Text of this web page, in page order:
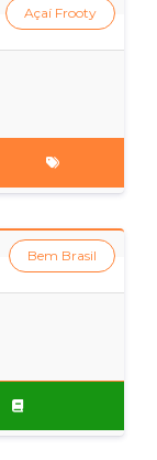
Açaí Frooty
Bem Brasil